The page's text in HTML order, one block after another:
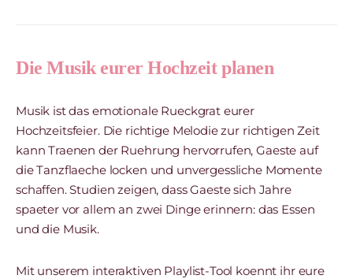
Die Musik eurer Hochzeit planen
Musik ist das emotionale Rueckgrat eurer
Hochzeitsfeier. Die richtige Melodie zur richtigen Zeit
kann Traenen der Ruehrung hervorrufen, Gaeste auf
die Tanzflaeche locken und unvergessliche Momente
schaffen. Studien zeigen, dass Gaeste sich Jahre
spaeter vor allem an zwei Dinge erinnern: das Essen
und die Musik.
Mit unserem interaktiven Playlist-Tool koennt ihr eure